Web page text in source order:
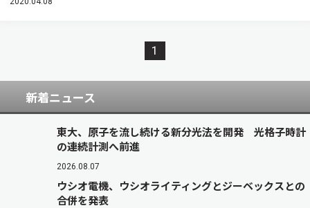
1
新着ニュース
東大、原子を流し続ける新分光法を開発 光格子時計
の連続計測へ前進
2026.08.07
ウシオ電機、ウシオライティングとジーベックスとの
合併を発表